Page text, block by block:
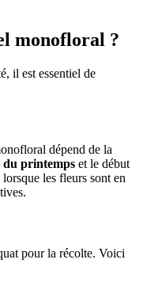
monofloral ?
il est essentiel de
dépend de la
du printemps et le début
les fleurs sont en
pour la récolte. Voici